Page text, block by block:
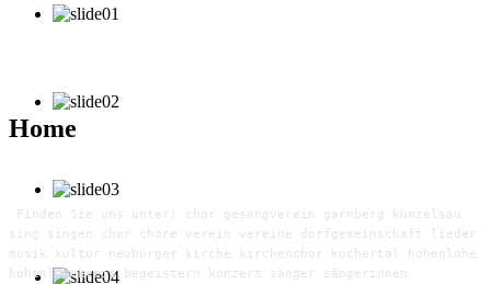
Home
Finden Sie uns unter: chor gesangverein garnberg künzelsau
sing singen chor chöre verein vereine dorfgemeinschaft lieder
musik kultur neubürger kirche kirchenchor kochertal hohenlohe
hohenlohekreis begeistern konzert sänger sängerinnen